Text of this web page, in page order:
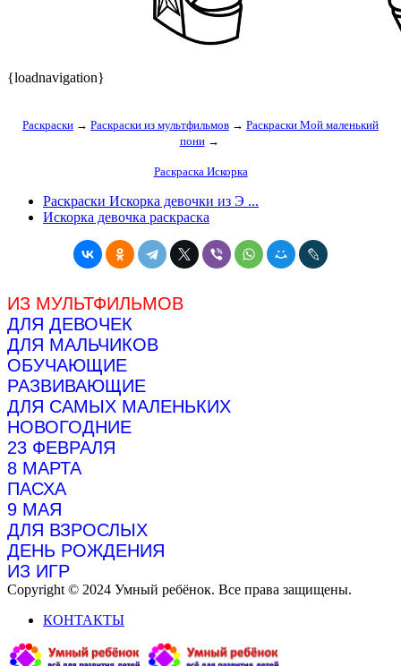
{loadnavigation}
Раскраски → Раскраски из мультфильмов → Раскраски Мой маленький
пони →
Раскраска Искорка
Раскраски Искорка девочки из Э ...
Искорка девочка раскраска
ИЗ МУЛЬТФИЛЬМОВ
ДЛЯ ДЕВОЧЕК
ДЛЯ МАЛЬЧИКОВ
ОБУЧАЮЩИЕ
РАЗВИВАЮЩИЕ
ДЛЯ САМЫХ МАЛЕНЬКИХ
НОВОГОДНИЕ
23 ФЕВРАЛЯ
8 МАРТА
ПАСХА
9 МАЯ
ДЛЯ ВЗРОСЛЫХ
ДЕНЬ РОЖДЕНИЯ
ИЗ ИГР
Copyright © 2024 Умный ребёнок. Все права защищены.
КОНТАКТЫ